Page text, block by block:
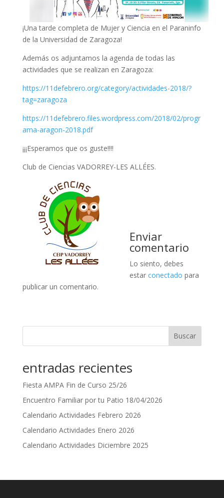
¡Una tarde completa de Mujer y Ciencia en el Paraninfo
de la Universidad de Zaragoza!
Además os adjuntamos la agenda de todas las
actividades que se realizan en Zaragoza:
https://11defebrero.org/category/actividades-2018/?
tag=zaragoza
https://11defebrero.files.wordpress.com/2018/02/progr
ama-aragon-2018.pdf
¡¡¡Esperamos que os guste!!!!
Club de Ciencias VADORREY-LES ALLÉES.
Enviar
comentario
Lo siento, debes
estar conectado para
publicar un comentario.
Buscar
entradas recientes
Fiesta AMPA Fin de Curso 25/26
Encuentro Familiar por tu Patio 18/04/2026
Calendario Actividades Febrero 2026
Calendario Actividades Enero 2026
Calendario Actividades Diciembre 2025